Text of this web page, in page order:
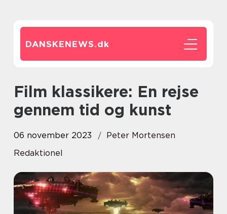
DANSKENEWS.dk
Film klassikere: En rejse
gennem tid og kunst
06 november 2023
Peter Mortensen
Redaktionel